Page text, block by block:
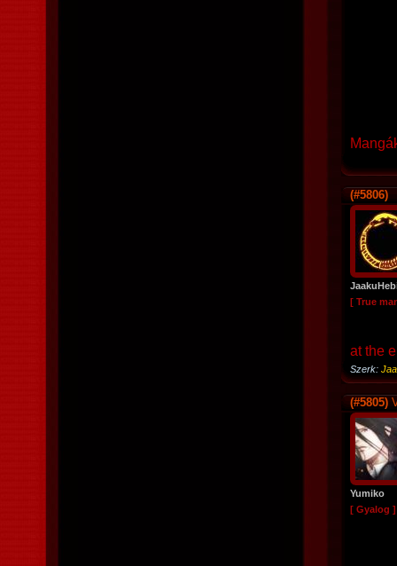
(#5806)
[ True
at the
Szerk:
(#5805)
Yumiko
[ Gyalog ]